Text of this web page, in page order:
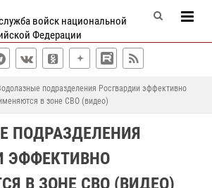
войск национальной
Федерации
подразделения Росгвардии эффективно
в зоне СВО (видео)
ПОДРАЗДЕЛЕНИЯ
ЭФФЕКТИВНО
В ЗОНЕ СВО (ВИДЕО)